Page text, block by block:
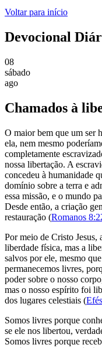
Voltar para início
Devocional
08
sábado
ago
Chamados à
O maior bem que um ser
ela, nem mesmo
completamente
nossa libertação. A
concedeu à humanidade
domínio sobre a terra e
essa missão, e o mundo
Desde então, a criação
restauração (Romanos
Por meio de Cristo Jesus,
liberdade física, mas a
salvos por ele, mesmo
permanecemos livres,
poder sobre o nosso
mas o nosso espírito foi
dos lugares celestiais (
Somos livres porque
se ele nos libertou,
Somos livres porque